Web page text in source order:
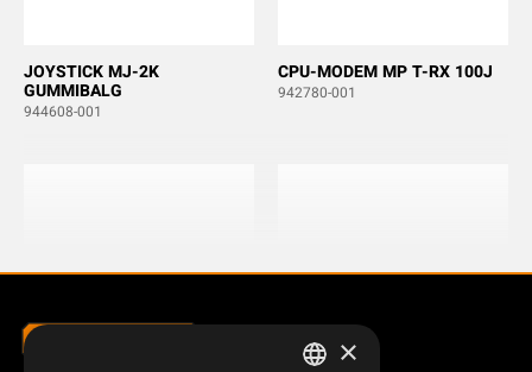
JOYSTICK MJ-2K
GUMMIBALG
944608-001
CPU-MODEM MP T-RX 100J
942780-001
×